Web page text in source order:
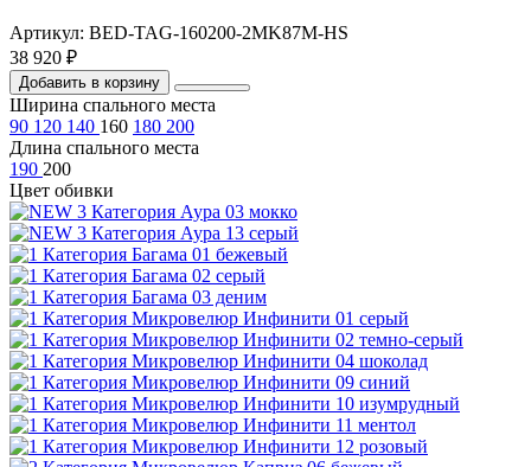
Артикул: BED-TAG-160200-2MK87M-HS
38 920 ₽
Добавить в корзину
Ширина спального места
90 120 140 160 180 200
Длина спального места
190 200
Цвет обивки